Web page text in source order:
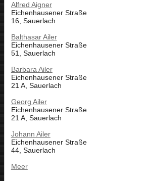
Alfred Aigner
Eichenhausener Straße
16, Sauerlach
Balthasar Ailer
Eichenhausener Straße
51, Sauerlach
Barbara Ailer
Eichenhausener Straße
21 A, Sauerlach
Georg Ailer
Eichenhausener Straße
21 A, Sauerlach
Johann Ailer
Eichenhausener Straße
44, Sauerlach
Meer